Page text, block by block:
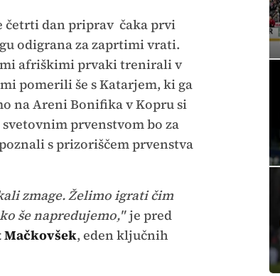
četrti dan priprav čaka prvi
odigrana za zaprtimi vrati.
afriškimi prvaki trenirali v
pomerili še s Katarjem, ki ga
na Areni Bonifika v Kopru si
prvenstvom bo za
s prizoriščem prvenstva
zmage. Želimo igrati čim
še napredujemo,"je pred
Mačkovšek, eden ključnih